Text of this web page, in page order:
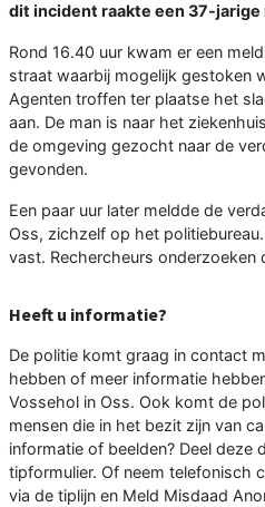
dit incident raakte een 37-jarige
Rond 16.40 uur kwam er een
straat waarbij mogelijk gestoken
Agenten troffen ter plaatse het
aan. De man is naar het
de omgeving gezocht naar de
gevonden.
Een paar uur later meldde de
Oss, zichzelf op het
vast. Rechercheurs
Heeft u informatie?
De politie komt graag in contact
hebben of meer informatie
Vossehol in Oss. Ook komt de
mensen die in het bezit zijn van
informatie of beelden? Deel deze
tipformulier. Of neem telefonisch
via de tiplijn en Meld Misdaad